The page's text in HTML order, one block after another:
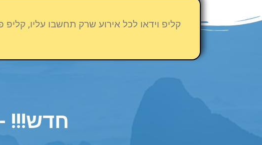
קליפ וידאו לכל אירוע שרק תחשבו עליו,
חדש!!!